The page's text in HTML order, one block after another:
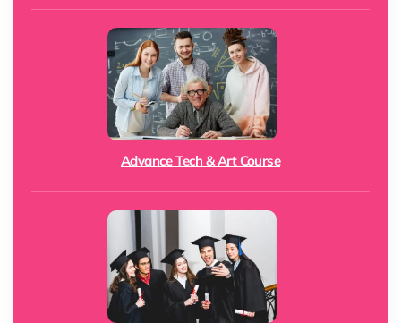
Advance Tech & Art Course